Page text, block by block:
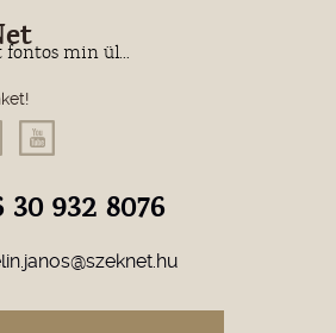
fontos min ül...
30 932 8076